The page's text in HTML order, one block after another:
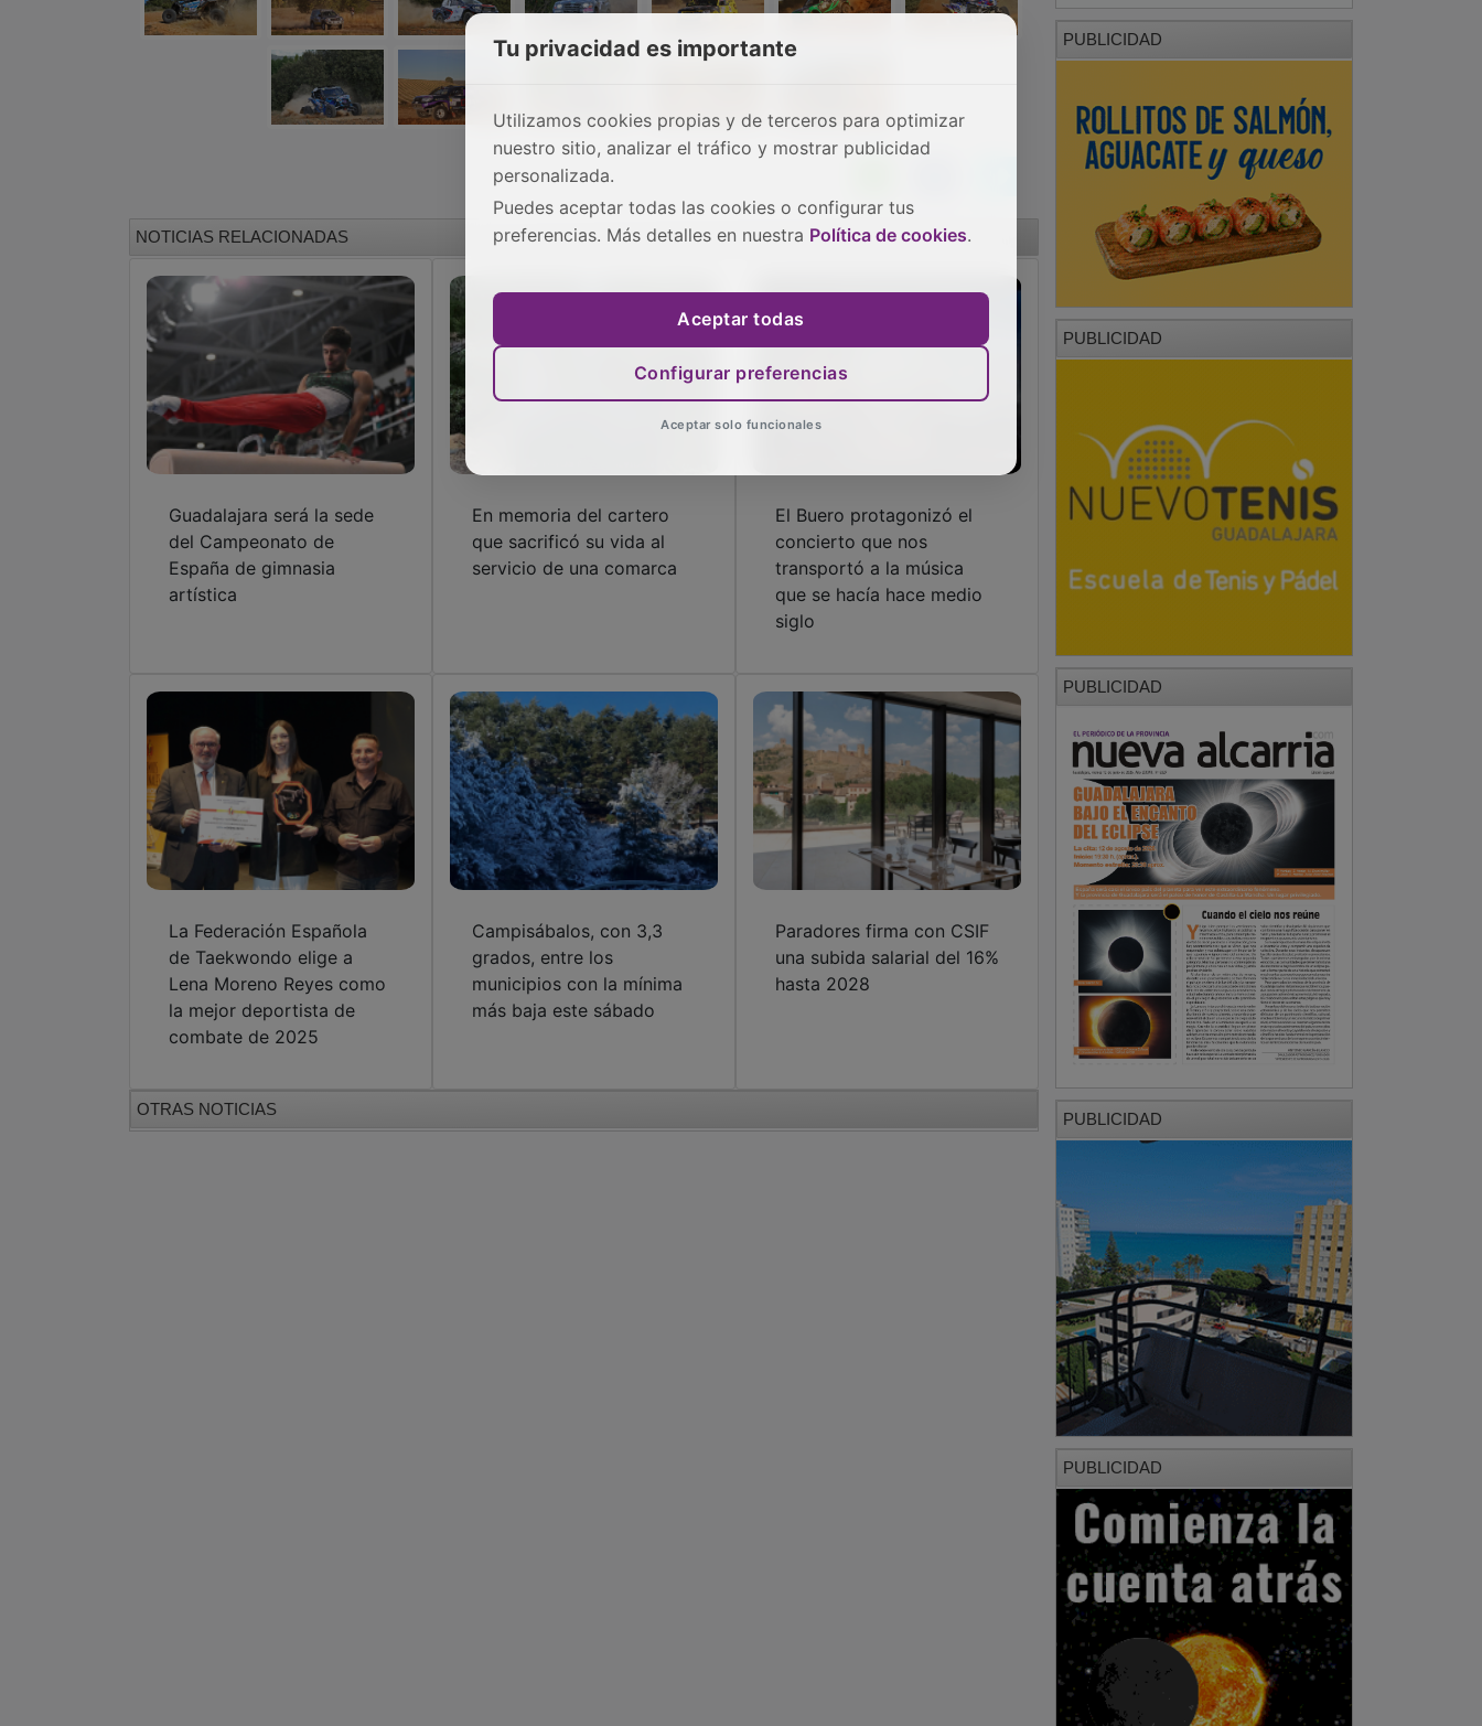
NOTICIAS RELACIONADAS
Guadalajara será la sede
del Campeonato de
España de gimnasia
artística
En memoria del cartero
que sacrificó su vida al
servicio de una comarca
El Buero protagonizó el
concierto que nos
transportó a la música
que se hacía hace medio
siglo
La Federación Española
de Taekwondo elige a
Lena Moreno Reyes como
la mejor deportista de
combate de 2025
Campisábalos, con 3,3
grados, entre los
municipios con la mínima
más baja este sábado
Paradores firma con CSIF
una subida salarial del 16%
hasta 2028
OTRAS NOTICIAS
PUBLICIDAD
PUBLICIDAD
PUBLICIDAD
PUBLICIDAD
PUBLICIDAD
Tu privacidad es importante
Utilizamos cookies propias y de terceros para optimizar
nuestro sitio, analizar el tráfico y mostrar publicidad
personalizada.
Puedes aceptar todas las cookies o configurar tus
preferencias. Más detalles en nuestra Política de cookies.
Aceptar todas
Configurar preferencias
Aceptar solo funcionales